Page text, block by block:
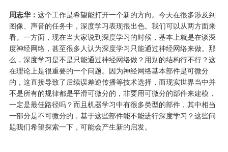
周志华： 这个工作是希望能打开一个新的方向。今天在很多涉及到
图像、声音的任务中，深度学习表现很出色。我们可以从两方面来
看。一方面，现在当大家说到深度学习的时候，基本上就是在谈深
度神经网络，甚至很多人认为深度学习只能通过神经网络来做。那
么，深度学习是不是只能通过神经网络做？用别的结构行不行？这
在理论上是很重要的一个问题。因为神经网络基本部件是可微分
的，这直接导致了后续误差逆传播等技术选择，而现实世界当中并
不是所有的规律都是平滑可微分的，非要用可微分的部件来建模，
一定是最佳路径吗？而且机器学习中有很多类型的部件，其中相当
一部分是不可微分的，基于这些部件能不能进行深度学习？这些问
题我们希望探索一下，可能会产生新的启发。